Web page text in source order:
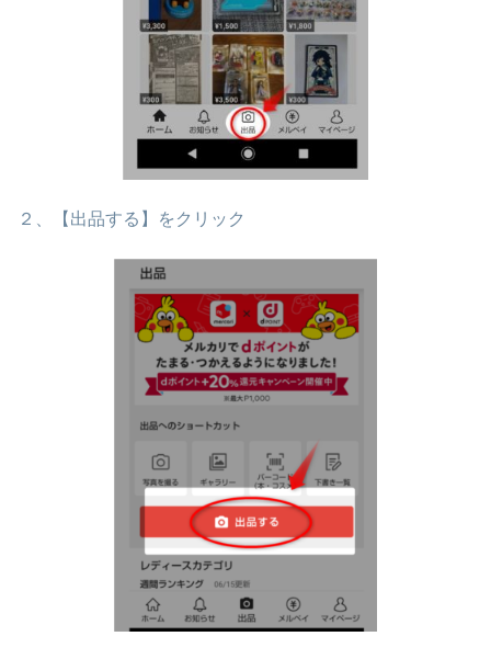
２、【出品する】をクリック